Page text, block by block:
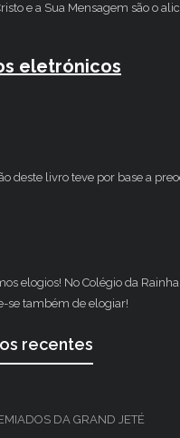
e a Sua Mensagem são o
eletrónicos
deste livro teve por base a
elogios! No Colégio da
se também de elogiar!
recentes
DA GRAND JETÉ